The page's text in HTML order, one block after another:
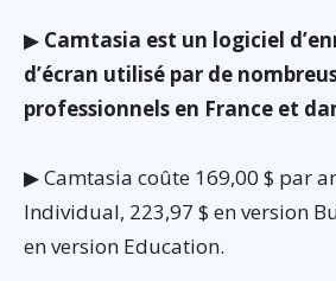
▶ Camtasia est un logiciel
d’écran utilisé par de
professionnels en France et
▶ Camtasia coûte 169,00 $ par
Individual, 223,97 $ en version
en version Education.